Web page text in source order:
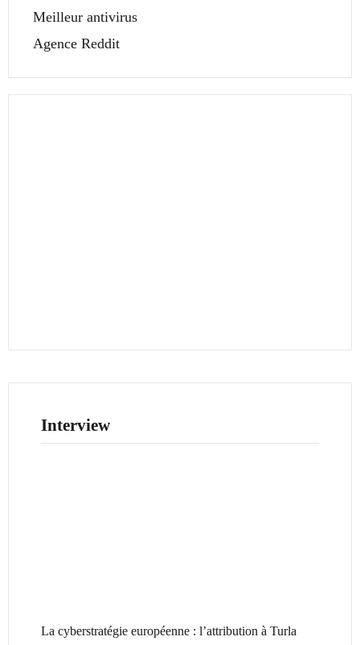
Meilleur antivirus
Agence Reddit
Interview
La cyberstratégie européenne : l’attribution à Turla